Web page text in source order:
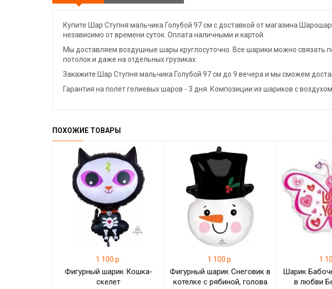
Купите Шар Ступня мальчика Голубой 97 см с доставкой от магазина
независимо от времени суток. Оплата наличными и картой.
Мы доставляем воздушные шары круглосуточно. Все шарики можно связать
потолок и даже на отдельных грузиках.
Закажите Шар Ступня мальчика Голубой 97 см до 9 вечера и мы сможем
Гарантия на полёт гелиевых шаров - 3 дня. Композиции из шариков с
ПОХОЖИЕ ТОВАРЫ
1 100 р.
Фигурный шарик Кошка-
скелет
1 100 р.
Фигурный шарик Снеговик в
котелке с рябиной, голова
1
Шарик
в любви